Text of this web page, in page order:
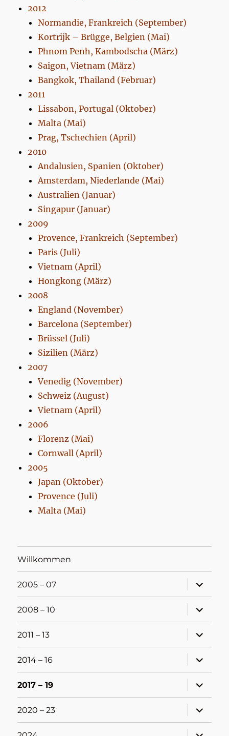
2012
Normandie, Frankreich (September)
Kortrijk – Brügge, Belgien (Mai)
Phnom Penh, Kambodscha (März)
Saigon, Vietnam (März)
Bangkok, Thailand (Februar)
2011
Lissabon, Portugal (Oktober)
Malta (Mai)
Prag, Tschechien (April)
2010
Andalusien, Spanien (Oktober)
Amsterdam, Niederlande (Mai)
Australien (Januar)
Singapur (Januar)
2009
Provence, Frankreich (September)
Paris (Juli)
Vietnam (April)
Hongkong (März)
2008
England (November)
Barcelona (September)
Brüssel (Juli)
Sizilien (März)
2007
Venedig (November)
Schweiz (August)
Vietnam (April)
2006
Florenz (Mai)
Cornwall (April)
2005
Japan (Oktober)
Provence (Juli)
Malta (Mai)
Willkommen
2005 – 07
öffnen
2008 – 10
öffnen
2011 – 13
öffnen
2014 – 16
öffnen
2017 – 19
öffnen
2020 – 23
öffnen